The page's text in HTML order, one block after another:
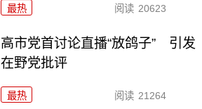
最热 阅读 20623
高市党首讨论直播“放鸽子” 引发
在野党批评
最热 阅读 21264